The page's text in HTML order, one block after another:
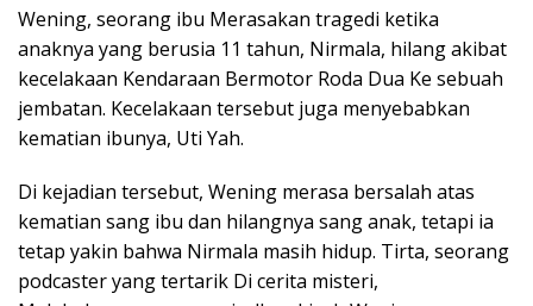
Wening, seorang ibu Merasakan tragedi ketika
anaknya yang berusia 11 tahun, Nirmala, hilang akibat
kecelakaan Kendaraan Bermotor Roda Dua Ke sebuah
jembatan. Kecelakaan tersebut juga menyebabkan
kematian ibunya, Uti Yah.
Di kejadian tersebut, Wening merasa bersalah atas
kematian sang ibu dan hilangnya sang anak, tetapi ia
tetap yakin bahwa Nirmala masih hidup. Tirta, seorang
podcaster yang tertarik Di cerita misteri,